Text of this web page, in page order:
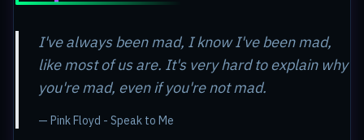
I've always been mad, I know I've been mad,
like most of us are. It's very hard to explain why
you're mad, even if you're not mad.
— Pink Floyd - Speak to Me